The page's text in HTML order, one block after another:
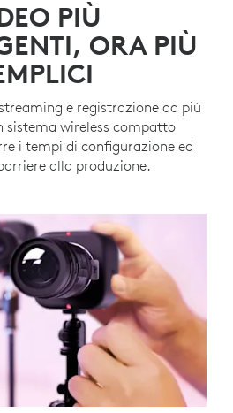
PIÙ
ORA PIÙ
e registrazione da più
sistema wireless compatto
i tempi di configurazione ed
alla produzione.